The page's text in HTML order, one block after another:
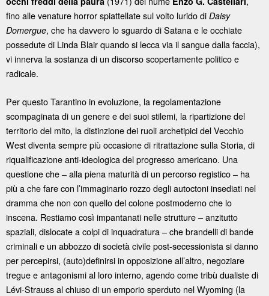
fino alle venature horror spiattellate sul volto lurido di Daisy
Domergue, che ha davvero lo sguardo di Satana e le occhiate
possedute di Linda Blair quando si lecca via il sangue dalla faccia),
vi innerva la sostanza di un discorso scopertamente politico e
radicale.
Per questo Tarantino in evoluzione, la regolamentazione
scompaginata di un genere e dei suoi stilemi, la ripartizione del
territorio del mito, la distinzione dei ruoli archetipici del Vecchio
West diventa sempre più occasione di ritrattazione sulla Storia, di
riqualificazione anti-ideologica del progresso americano. Una
questione che – alla piena maturità di un percorso registico – ha
più a che fare con l’immaginario rozzo degli autoctoni insediati nel
dramma che non con quello del colone postmoderno che lo
inscena. Restiamo così impantanati nelle strutture – anzitutto
spaziali, dislocate a colpi di inquadratura – che brandelli di bande
criminali e un abbozzo di società civile post-secessionista si danno
per percepirsi, (auto)definirsi in opposizione all’altro, negoziare
tregue e antagonismi al loro interno, agendo come tribù dualiste di
Lévi-Strauss al chiuso di un emporio sperduto nel Wyoming (la